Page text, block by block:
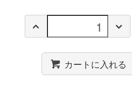
カートに入れる